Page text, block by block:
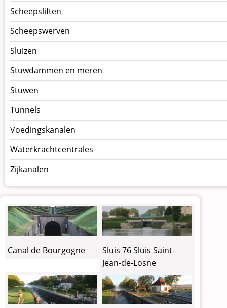
Scheepsliften
Scheepswerven
Sluizen
Stuwdammen en meren
Stuwen
Tunnels
Voedingskanalen
Waterkrachtcentrales
Zijkanalen
Canal de Bourgogne
Sluis 76 Sluis Saint-
Jean-de-Losne